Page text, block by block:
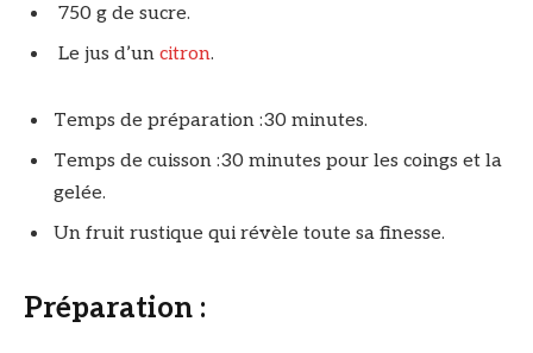
750 g de sucre.
Le jus d’un citron.
Temps de préparation :30 minutes.
Temps de cuisson :30 minutes pour les coings et la
gelée.
Un fruit rustique qui révèle toute sa finesse.
Préparation :